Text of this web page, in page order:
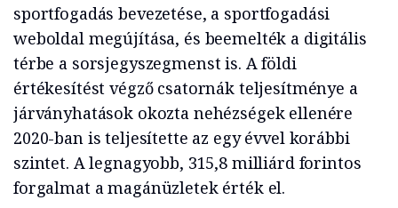
sportfogadás bevezetése, a sportfogadási
weboldal megújítása, és beemelték a digitális
térbe a sorsjegyszegmenst is. A földi
értékesítést végző csatornák teljesítménye a
járványhatások okozta nehézségek ellenére
2020-ban is teljesítette az egy évvel korábbi
szintet. A legnagyobb, 315,8 milliárd forintos
forgalmat a magánüzletek érték el.